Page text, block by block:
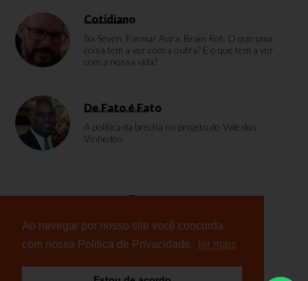
Ao navegar por nosso site você concorda
com nossa Política de Privacidade.
ler mais
Cotidiano
Six Seven, Farmar Aura, Brain Rot. O que uma
coisa tem a ver com a outra? E o que tem a ver
com a nossa vida?
De Fato é Fato
A política da brecha no projeto do Vale dos
Vinhedos
Enquete